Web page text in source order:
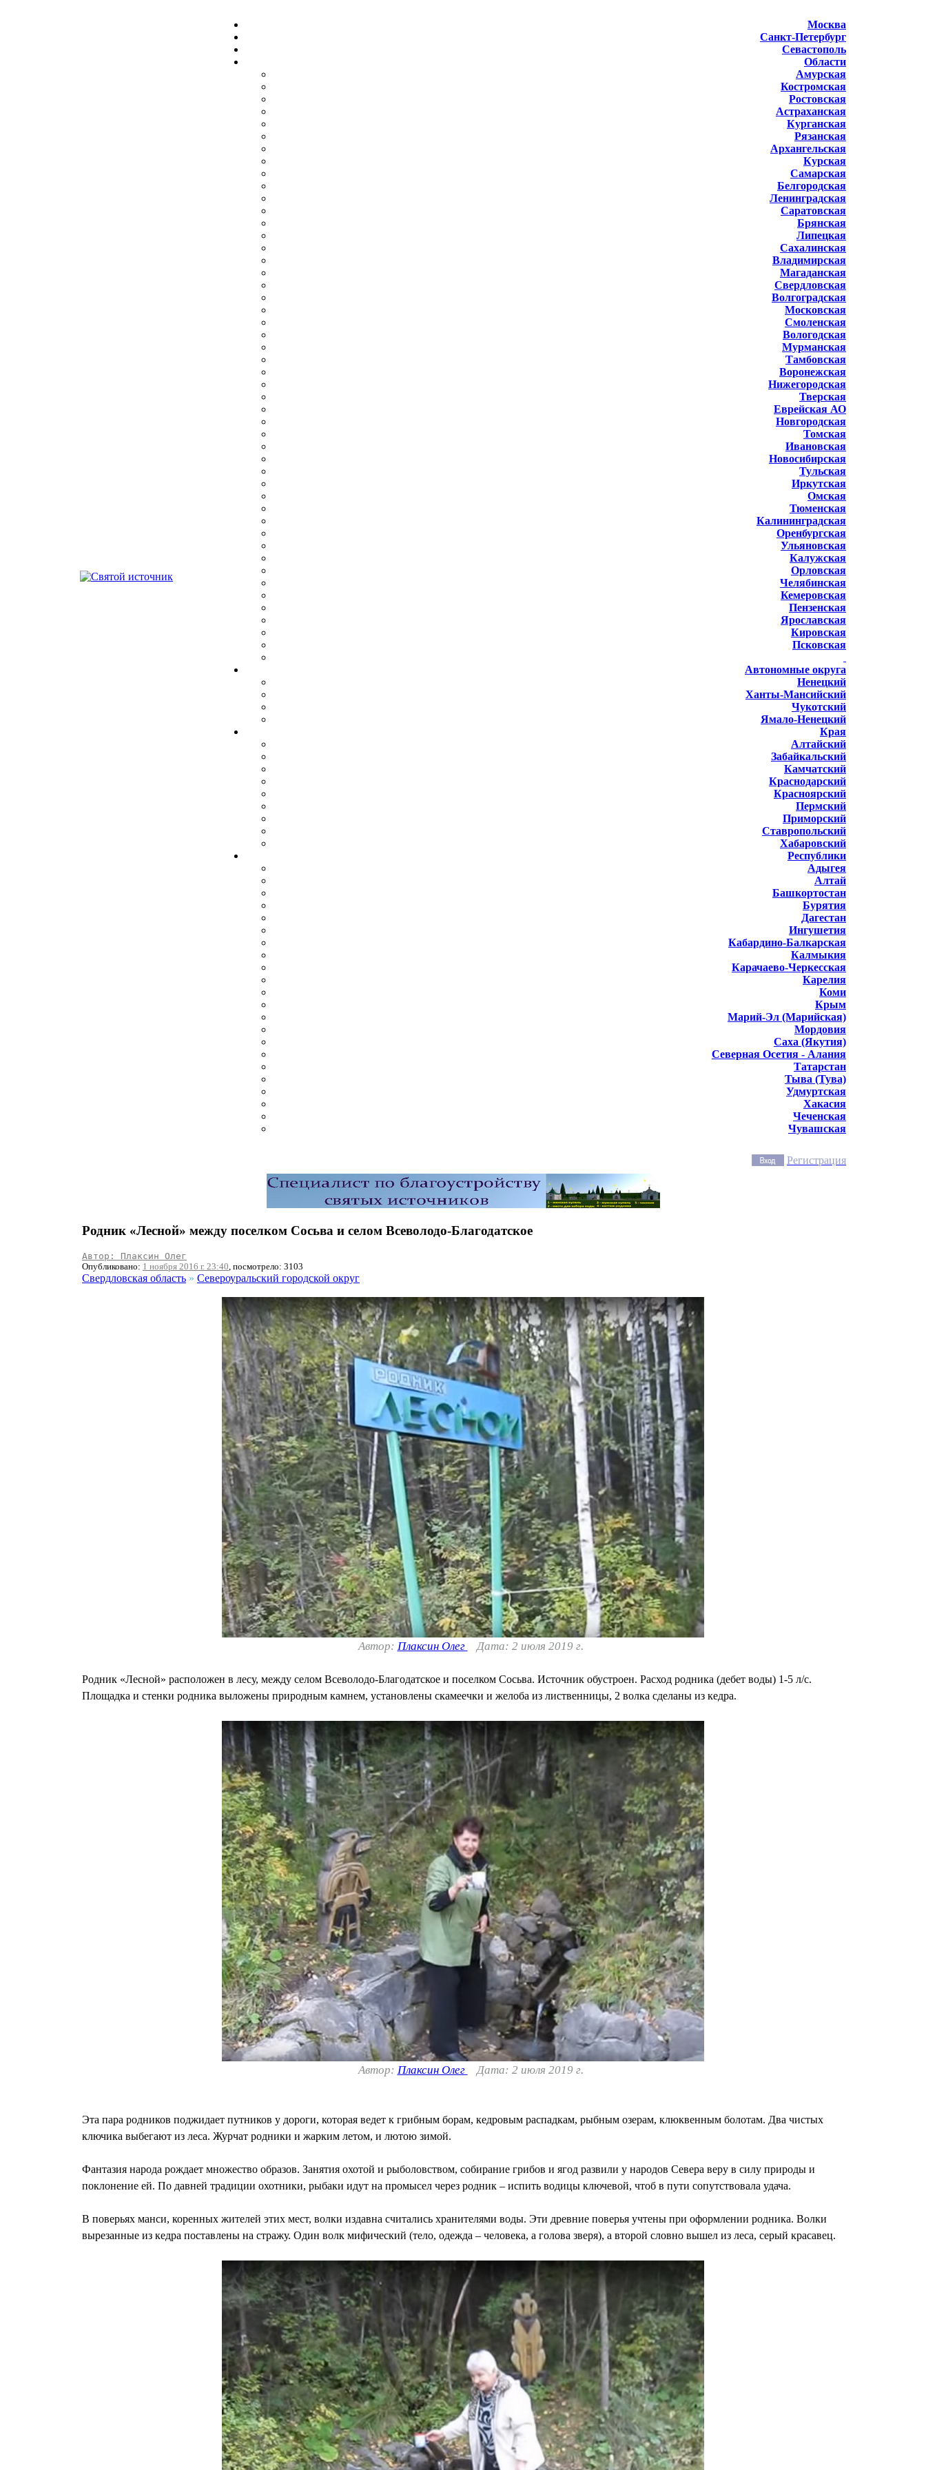
Москва
Санкт-Петербург
Севастополь
Области
Амурская
Костромская
Ростовская
Астраханская
Курганская
Рязанская
Архангельская
Курская
Самарская
Белгородская
Ленинградская
Саратовская
Брянская
Липецкая
Сахалинская
Владимирская
Магаданская
Свердловская
Волгоградская
Московская
Смоленская
Вологодская
Мурманская
Тамбовская
Воронежская
Нижегородская
Тверская
Еврейская АО
Новгородская
Томская
Ивановская
Новосибирская
Тульская
Иркутская
Омская
Тюменская
Калининградская
Оренбургская
Ульяновская
Калужская
Орловская
Челябинская
Кемеровская
Пензенская
Ярославская
Кировская
Псковская
Автономные округа
Ненецкий
Ханты-Мансийский
Чукотский
Ямало-Ненецкий
Края
Алтайский
Забайкальский
Камчатский
Краснодарский
Красноярский
Пермский
Приморский
Ставропольский
Хабаровский
Республики
Адыгея
Алтай
Башкортостан
Бурятия
Дагестан
Ингушетия
Кабардино-Балкарская
Калмыкия
Карачаево-Черкесская
Карелия
Коми
Крым
Марий-Эл (Марийская)
Мордовия
Саха (Якутия)
Северная Осетия - Алания
Татарстан
Тыва (Тува)
Удмуртская
Хакасия
Чеченская
Чувашская
Регистрация
Родник «Лесной» между поселком Сосьва и селом Всеволодо-Благодатское
Автор: Плаксин Олег
Опубликовано: 1 ноября 2016 г. 23:40, посмотрело: 3103
Свердловская область » Североуральский городской округ
Автор: Плаксин Олег Дата: 2 июля 2019 г.
Родник «Лесной» расположен в лесу, между селом Всеволодо-Благодатское и поселком Сосьва. Источник обустроен. Расход родника (дебет воды) 1-5 л/с.
Площадка и стенки родника выложены природным камнем, установлены скамеечки и желоба из лиственницы, 2 волка сделаны из кедра.
Автор: Плаксин Олег Дата: 2 июля 2019 г.
Эта пара родников поджидает путников у дороги, которая ведет к грибным борам, кедровым распадкам, рыбным озерам, клюквенным болотам. Два чистых
ключика выбегают из леса. Журчат родники и жарким летом, и лютою зимой.
Фантазия народа рождает множество образов. Занятия охотой и рыболовством, собирание грибов и ягод развили у народов Севера веру в силу природы и
поклонение ей. По давней традиции охотники, рыбаки идут на промысел через родник – испить водицы ключевой, чтоб в пути сопутствовала удача.
В поверьях манси, коренных жителей этих мест, волки издавна считались хранителями воды. Эти древние поверья учтены при оформлении родника. Волки
вырезанные из кедра поставлены на стражу. Один волк мифический (тело, одежда – человека, а голова зверя), а второй словно вышел из леса, серый красавец.